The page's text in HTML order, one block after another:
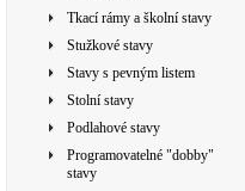
Tkací rámy a školní stavy
Stužkové stavy
Stavy s pevným listem
Stolní stavy
Podlahové stavy
Programovatelné "dobby"
stavy